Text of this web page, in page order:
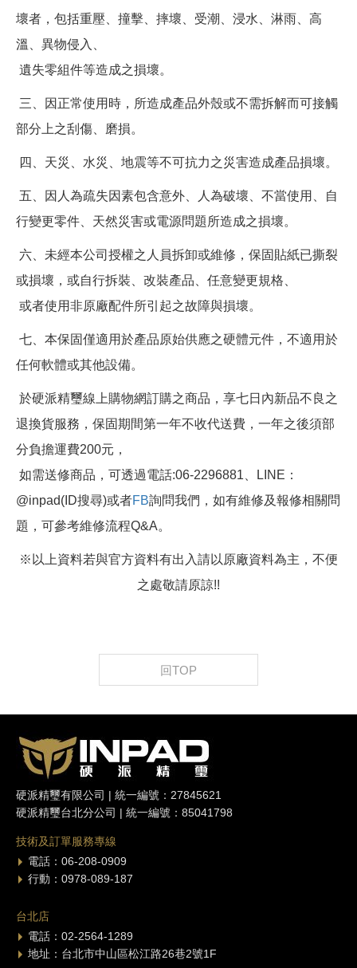
壞者，包括重壓、撞擊、摔壞、受潮、浸水、淋雨、高
溫、異物侵入、
遺失零組件等造成之損壞。
三、因正常使用時，所造成產品外殼或不需拆解而可接觸
部分上之刮傷、磨損。
四、天災、水災、地震等不可抗力之災害造成產品損壞。
五、因人為疏失因素包含意外、人為破壞、不當使用、自
行變更零件、天然災害或電源問題所造成之損壞。
六、未經本公司授權之人員拆卸或維修，保固貼紙已撕裂
或損壞，或自行拆裝、改裝產品、任意變更規格、
或者使用非原廠配件所引起之故障與損壞。
七、本保固僅適用於產品原始供應之硬體元件，不適用於
任何軟體或其他設備。
於硬派精璽線上購物網訂購之商品，享七日內新品不良之
退換貨服務，保固期間第一年不收代送費，一年之後須部
分負擔運費200元，
如需送修商品，可透過電話:06-2296881、LINE：
@inpad(ID搜尋)或者FB詢問我們，如有維修及報修相關問
題，可參考維修流程Q&A。
※以上資料若與官方資料有出入請以原廠資料為主，不便
之處敬請原諒!!
回TOP
硬派精璽有限公司 | 統一編號：27845621
硬派精璽台北分公司 | 統一編號：85041798
技術及訂單服務專線
電話：06-208-0909
行動：0978-089-187
台北店
電話：02-2564-1289
地址：台北市中山區松江路26巷2號1F